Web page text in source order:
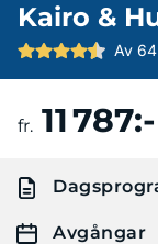
Kairo &
Av
fr. 11 787:-
Avgångar